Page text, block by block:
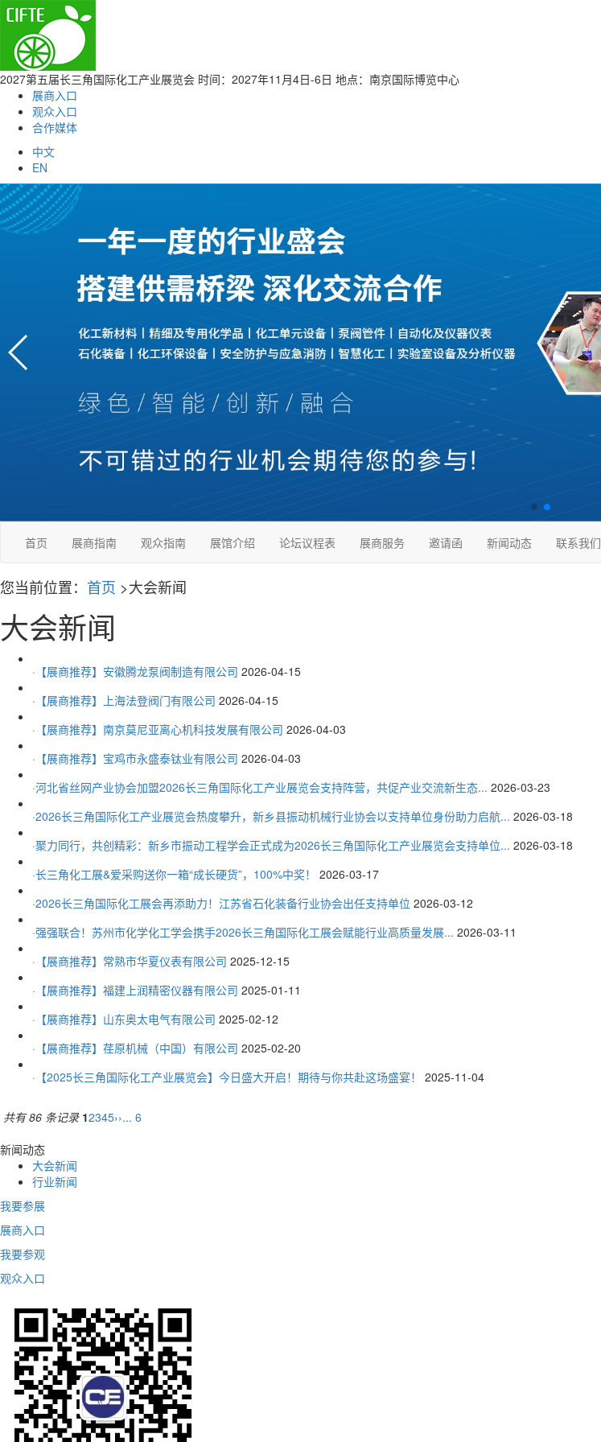
2027第五届长三角国际化工产业展览会 时间：2027年11月4日-6日 地点：南京国际博览中心
展商入口
观众入口
合作媒体
中文
EN
首页 展商指南 观众指南 展馆介绍 论坛议程表 展商服务 邀请函 新闻动态 联系我们
您当前位置： 首页 >大会新闻
大会新闻
·【展商推荐】安徽腾龙泵阀制造有限公司 2026-04-15
·【展商推荐】上海法登阀门有限公司 2026-04-15
·【展商推荐】南京莫尼亚离心机科技发展有限公司 2026-04-03
·【展商推荐】宝鸡市永盛泰钛业有限公司 2026-04-03
·河北省丝网产业协会加盟2026长三角国际化工产业展览会支持阵营，共促产业交流新生态... 2026-03-23
·2026长三角国际化工产业展览会热度攀升，新乡县振动机械行业协会以支持单位身份助力启航... 2026-03-18
·聚力同行，共创精彩：新乡市振动工程学会正式成为2026长三角国际化工产业展览会支持单位... 2026-03-18
·长三角化工展&爱采购送你一箱“成长硬货”，100%中奖！
2026-03-17
·2026长三角国际化工展会再添助力！江苏省石化装备行业协会出任支持单位 2026-03-12
·强强联合！苏州市化学化工学会携手2026长三角国际化工展会赋能行业高质量发展... 2026-03-11
·【展商推荐】常熟市华夏仪表有限公司 2025-12-15
·【展商推荐】福建上润精密仪器有限公司 2025-01-11
·【展商推荐】山东奥太电气有限公司 2025-02-12
·【展商推荐】荏原机械（中国）有限公司 2025-02-20
·【2025长三角国际化工产业展览会】今日盛大开启！期待与你共赴这场盛宴！
2025-11-04
共有 86 条记录 12345››... 6
新闻动态
大会新闻
行业新闻
我要参展
展商入口
我要参观
观众入口